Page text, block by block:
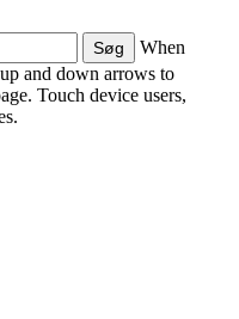
When
and down arrows to
Touch device users,